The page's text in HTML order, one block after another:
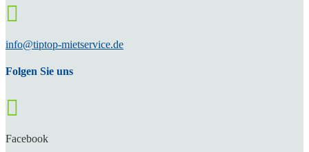

info@tiptop-mietservice.de
Folgen Sie uns

Facebook